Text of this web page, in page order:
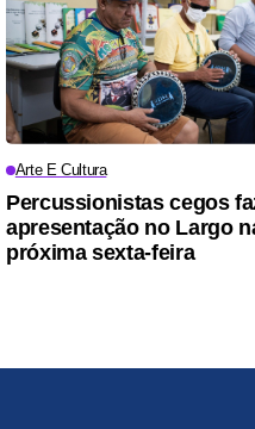
Arte E Cultura
Percussionistas cegos
apresentação no Largo
próxima sexta-feira